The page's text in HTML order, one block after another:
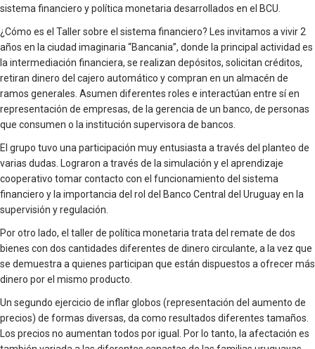
sistema financiero y política monetaria desarrollados en el BCU.
¿Cómo es el Taller sobre el sistema financiero? Les invitamos a vivir 2
años en la ciudad imaginaria “Bancania”, donde la principal actividad es
la intermediación financiera, se realizan depósitos, solicitan créditos,
retiran dinero del cajero automático y compran en un almacén de
ramos generales. Asumen diferentes roles e interactúan entre sí en
representación de empresas, de la gerencia de un banco, de personas
que consumen o la institución supervisora de bancos.
El grupo tuvo una participación muy entusiasta a través del planteo de
varias dudas. Lograron a través de la simulación y el aprendizaje
cooperativo tomar contacto con el funcionamiento del sistema
financiero y la importancia del rol del Banco Central del Uruguay en la
supervisión y regulación.
Por otro lado, el taller de política monetaria trata del remate de dos
bienes con dos cantidades diferentes de dinero circulante, a la vez que
se demuestra a quienes participan que están dispuestos a ofrecer más
dinero por el mismo producto.
Un segundo ejercicio de inflar globos (representación del aumento de
precios) de formas diversas, da como resultados diferentes tamaños.
Los precios no aumentan todos por igual. Por lo tanto, la afectación es